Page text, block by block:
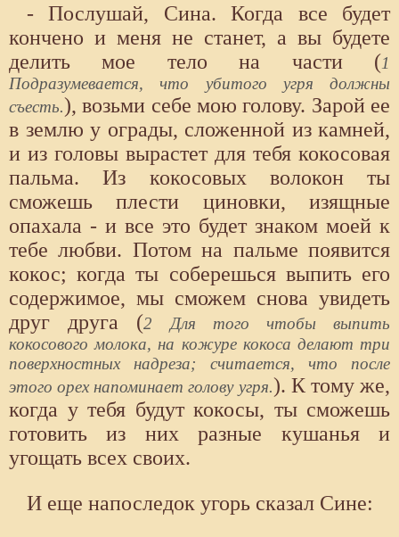
- Послушай, Сина. Когда все будет
кончено и меня не станет, а вы будете
делить мое тело на части (1
Подразумевается, что убитого угря должны
съесть.), возьми себе мою голову. Зарой ее
в землю у ограды, сложенной из камней,
и из головы вырастет для тебя кокосовая
пальма. Из кокосовых волокон ты
сможешь плести циновки, изящные
опахала - и все это будет знаком моей к
тебе любви. Потом на пальме появится
кокос; когда ты соберешься выпить его
содержимое, мы сможем снова увидеть
друг друга (2 Для того чтобы выпить
кокосового молока, на кожуре кокоса делают три
поверхностных надреза; считается, что после
этого орех напоминает голову угря.). К тому же,
когда у тебя будут кокосы, ты сможешь
готовить из них разные кушанья и
угощать всех своих.
И еще напоследок угорь сказал Сине: